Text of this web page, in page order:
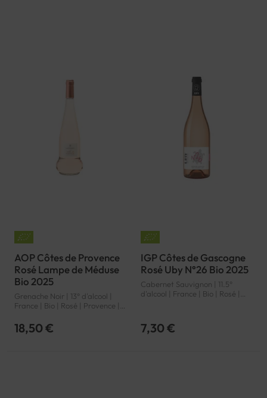
AOP Côtes de Provence
Rosé Lampe de Méduse
Bio 2025
Grenache Noir | 13° d'alcool |
France | Bio | Rosé | Provence |
18,50 €
IGP Côtes de Gascogne
Rosé Uby N°26 Bio 2025
Cabernet Sauvignon | 11.5°
d'alcool | France | Bio | Rosé |
7,30 €